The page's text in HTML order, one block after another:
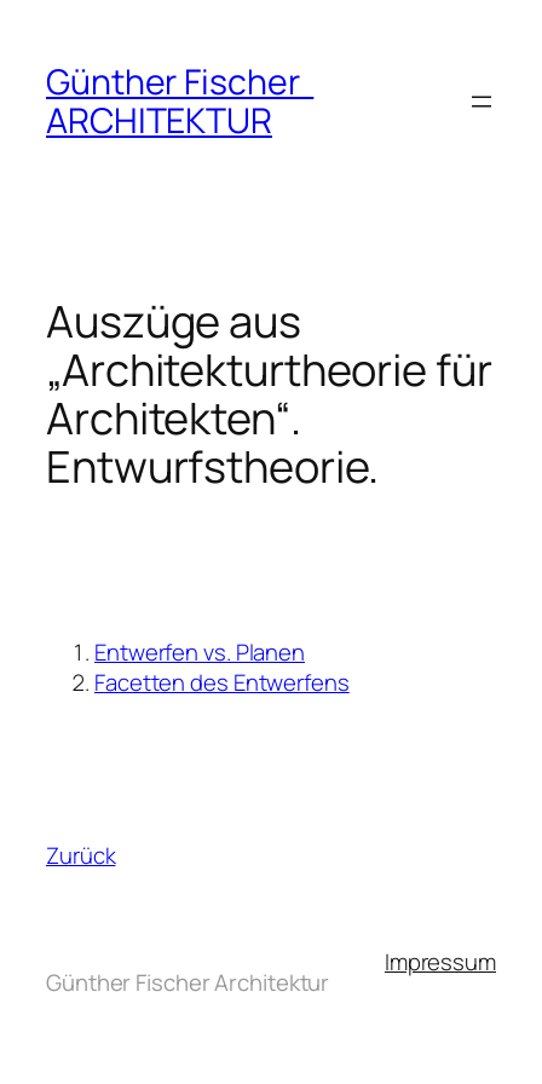
springen
Günther Fischer
ARCHITEKTUR
Auszüge aus
„Architekturtheorie für
Architekten“.
Entwurfstheorie.
Entwerfen vs. Planen
Facetten des Entwerfens
Zurück
Günther Fischer Architektur
Impressum